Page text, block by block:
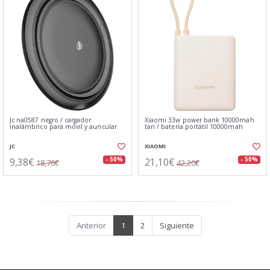
Jc na0587 negro / cargador
inalámbrico para móvil y auricular
JC
9,38€ 18,76€ - 50%
Xiaomi 33w power bank 10000mah
tan / batería portátil 10000mah
XIAOMI
21,10€ 42,20€ - 50%
Anterior 1 2 Siguiente